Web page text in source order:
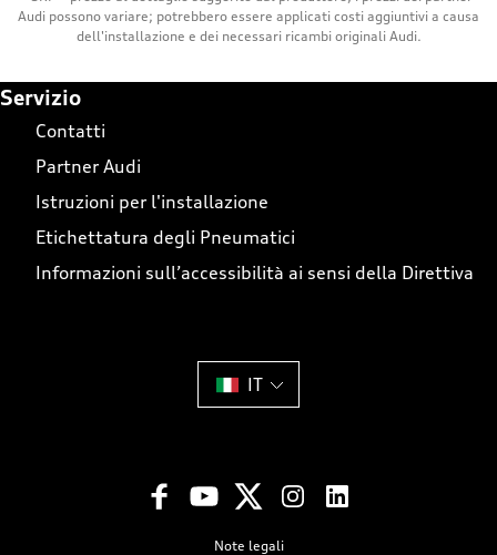
Audi possono variare; potrebbero essere applicati costi aggiuntivi a causa
dell'installazione e dei necessari ricambi originali Audi.
Footer Teaser
Servizio
Contatti
Partner Audi
Istruzioni per l'installazione
Etichettatura degli Pneumatici
Informazioni sull’accessibilità ai sensi della Direttiva
IT
Note legali